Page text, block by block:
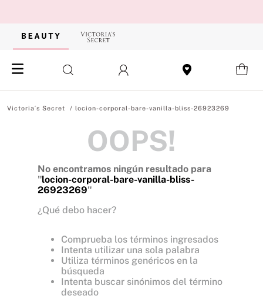
locion-corporal-bare-vanilla-bliss-26923269
OOPS!
No encontramos ningún resultado para
"locion-corporal-bare-vanilla-bliss-
26923269"
¿Qué debo hacer?
Comprueba los términos ingresados
Intenta utilizar una sola palabra
Utiliza términos genéricos en la
búsqueda
Intenta buscar sinónimos del término
deseado